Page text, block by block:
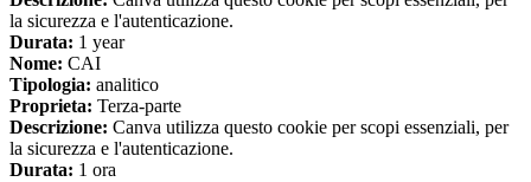
la sicurezza e l'autenticazione.
Durata: 1 year
Nome: CAI
Tipologia: analitico
Proprieta: Terza-parte
Descrizione: Canva utilizza questo cookie per scopi essenziali, per
la sicurezza e l'autenticazione.
Durata: 1 ora